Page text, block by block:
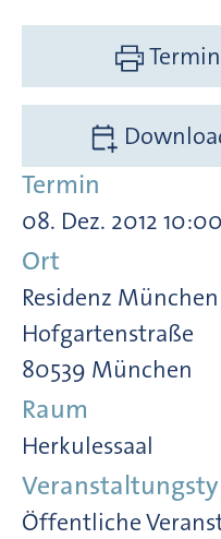
Termin
08. Dez. 2012
Ort
Residenz München
Hofgartenstraße
80539 München
Raum
Herkulessaal
Öffentliche